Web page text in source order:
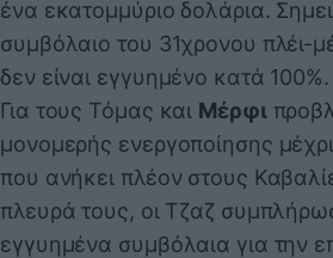
ένα εκατομμύριο δολάρια.
συμβόλαιο του 31χρονου πλέι-
δεν είναι εγγυημένο κατά 100%.
Για τους Τόμας και Μέρφι
μονομερής ενεργοποίησης
που ανήκει πλέον στους
πλευρά τους, οι Τζαζ
εγγυημένα συμβόλαια για την